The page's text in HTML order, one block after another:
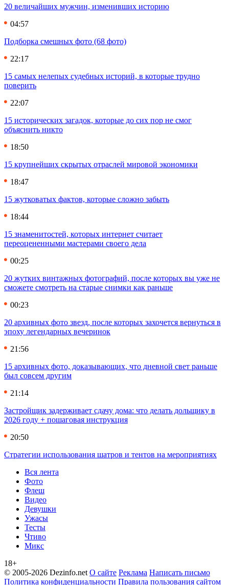
20 величайших мужчин, изменивших историю
04:57
Подборка смешных фото (68 фото)
22:17
15 самых нелепых судебных историй, в которые трудно
поверить
22:07
15 исторических загадок, которые до сих пор не смог
объяснить никто
18:50
15 крупнейших скрытых отраслей мировой экономики
18:47
15 жутковатых фактов, которые сложно забыть
18:44
15 знаменитостей, которых интернет считает
переоцененными мастерами своего дела
00:25
20 жутких винтажных фотографий, после которых вы уже не
сможете смотреть на старые снимки как раньше
00:23
20 архивных фото звезд, после которых захочется вернуться в
эпоху легендарных вечеринок
21:56
15 архивных фото, доказывающих, что дневной свет раньше
был совсем другим
21:14
Застройщик задерживает сдачу дома: что делать дольщику в
2026 году + пошаговая инструкция
20:50
Стратегии использования шатров и тентов на мероприятиях
Вся лента
Фото
Флеш
Видео
Девушки
Ужасы
Тесты
Чтиво
Микс
18+
© 2005-2026 Dezinfo.net О сайте Реклама Написать письмо
Политика конфиденциальности Правила пользования сайтом